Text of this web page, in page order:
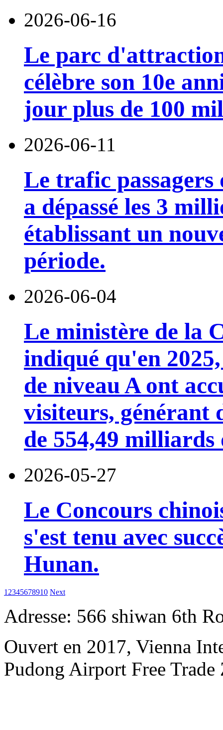
2026-06-16
Le parc
célèbre son 10e
jour plus de 100
2026-06-11
Le trafic passagers
a dépassé les 3
établissant un
période.
2026-06-04
Le ministère de la
indiqué qu'en
de niveau A ont
visiteurs, générant
de 554,49 milliards
2026-05-27
Le Concours
s'est tenu avec
Hunan.
1 2345678910 Next
Adresse: 566 shiwan 6th
Ouvert en 2017, Vienna
Pudong Airport Free Trade